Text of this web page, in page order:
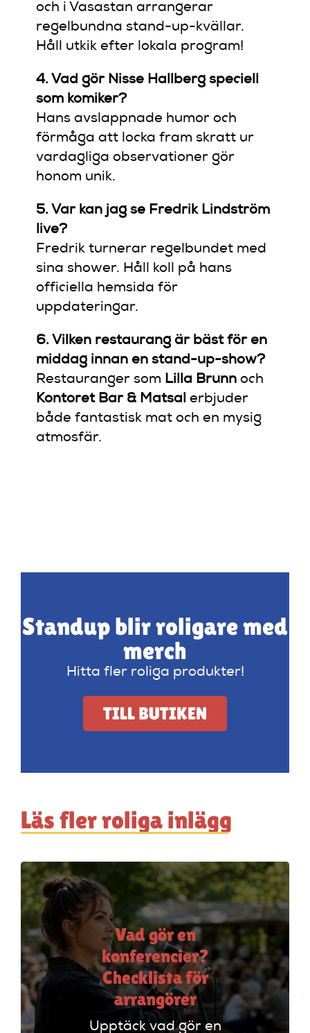
och i Vasastan arrangerar
regelbundna stand-up-kvällar.
Håll utkik efter lokala program!
4. Vad gör Nisse Hallberg speciell
som komiker?
Hans avslappnade humor och
förmåga att locka fram skratt ur
vardagliga observationer gör
honom unik.
5. Var kan jag se Fredrik Lindström
live?
Fredrik turnerar regelbundet med
sina shower. Håll koll på hans
officiella hemsida för
uppdateringar.
6. Vilken restaurang är bäst för en
middag innan en stand-up-show?
Restauranger som Lilla Brunn och
Kontoret Bar & Matsal erbjuder
både fantastisk mat och en mysig
atmosfär.
Standup blir roligare med
merch
Hitta fler roliga produkter!
TILL BUTIKEN
Läs fler roliga inlägg
Vad gör en
konferencier?
Checklista för
arrangörer
Upptäck vad gör en